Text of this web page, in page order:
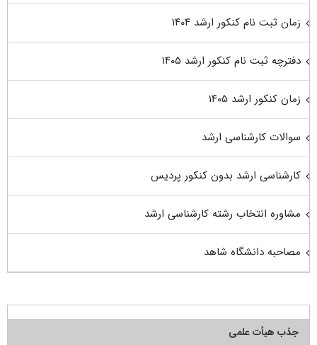
زمان ثبت نام کنکور ارشد ۱۴۰۴
دفترچه ثبت نام کنکور ارشد ۱۴۰۵
زمان کنکور ارشد ۱۴۰۵
سوالات کارشناسی ارشد
کارشناسی ارشد بدون کنکور پردیس
مشاوره انتخاب رشته کارشناسی ارشد
مصاحبه دانشگاه شاهد
جذب هیأت علمی